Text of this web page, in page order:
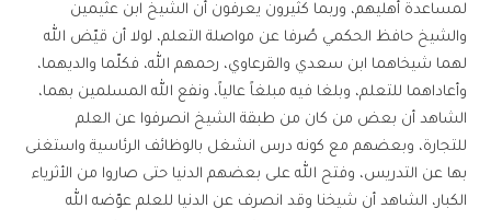
لمساعدة أهليهم، وربما كثيرون يعرفون أن الشيخ ابن عثيمين
والشيخ حافظ الحكمي صُرفا عن مواصلة التعلم، لولا أن قيّض الله
لهما شيخاهما ابن سعدي والقرعاوي، رحمهم الله، فكلّما والديهما،
وأعاداهما للتعلم، وبلغا فيه مبلغاً عالياً، ونفع الله المسلمين بهما،
الشاهد أن بعض من كان من طبقة الشيخ انصرفوا عن العلم
للتجارة، وبعضهم مع كونه درس انشغل بالوظائف الرئاسية واستغنى
بها عن التدريس، وفتح الله على بعضهم الدنيا حتى صاروا من الأثرياء
الكبار، الشاهد أن شيخنا وقد انصرف عن الدنيا للعلم عوّضه الله